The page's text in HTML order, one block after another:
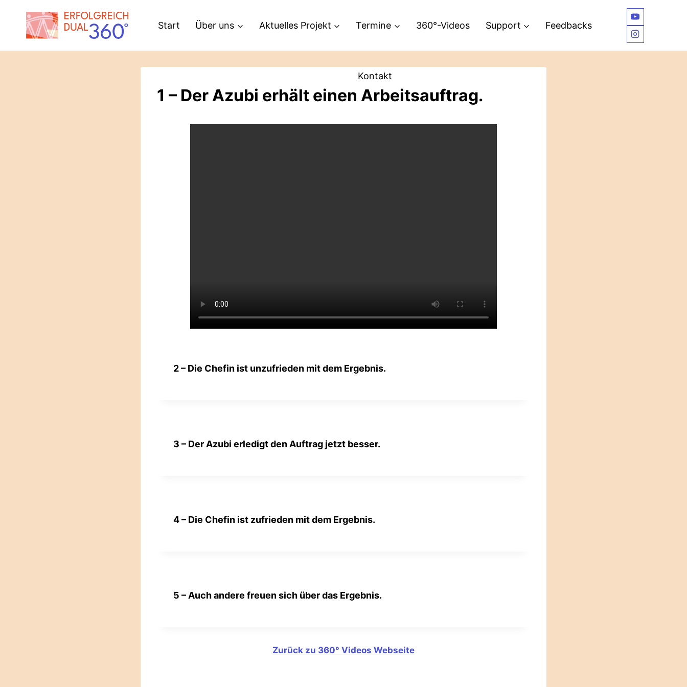
springen
Start Über uns Aktuelles Projekt Termine 360°-Videos Support Feedbacks
Kontakt
1 – Der Azubi erhält einen Arbeitsauftrag.
2 – Die Chefin ist unzufrieden mit dem Ergebnis.
3 – Der Azubi erledigt den Auftrag jetzt besser.
4 – Die Chefin ist zufrieden mit dem Ergebnis.
5 – Auch andere freuen sich über das Ergebnis.
Zurück zu 360° Videos Webseite